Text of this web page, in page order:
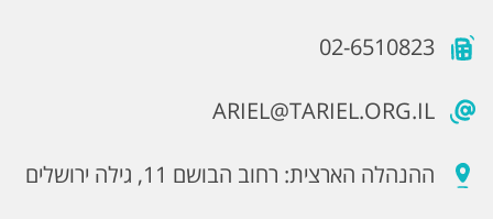
02-6510823
ARIEL@TARIEL.ORG.IL
ההנהלה הארצית: רחוב הבושם 11, גילה ירושלים